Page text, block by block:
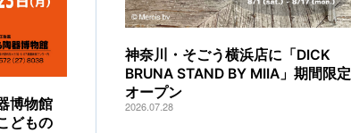
博物館
どもの
神奈川・そごう横浜店に「DICK
BRUNA STAND BY MIIA」期間限定
オープン
2026.07.28